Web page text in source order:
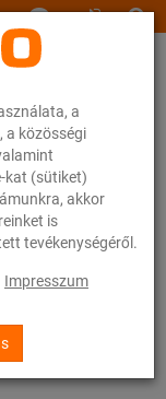
a
a közösségi
kat (sütiket)
akkor
is
tevékenységéről.
Impresszum